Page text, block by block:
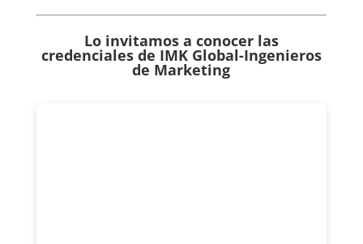
Lo invitamos a conocer las
credenciales de IMK Global-Ingenieros
de Marketing